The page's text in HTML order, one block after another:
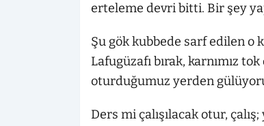
erteleme devri bitti. Bir şey
Şu gök kubbede sarf edilen o
Lafugüzafı bırak, karnımız
oturduğumuz yerden
Ders mi çalışılacak otur,